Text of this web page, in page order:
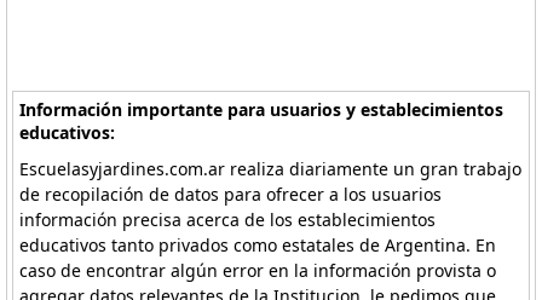
Información importante para usuarios y establecimientos
educativos:
Escuelasyjardines.com.ar realiza diariamente un gran trabajo
de recopilación de datos para ofrecer a los usuarios
información precisa acerca de los establecimientos
educativos tanto privados como estatales de Argentina. En
caso de encontrar algún error en la información provista o